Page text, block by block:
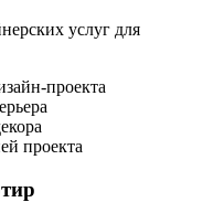
услуг для
проекта
проекта